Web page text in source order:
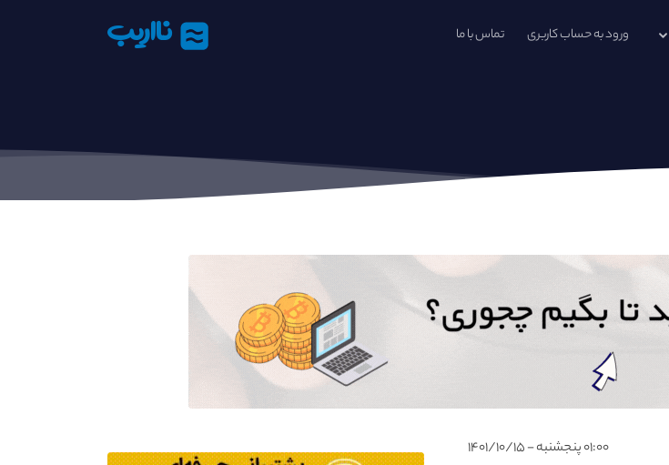
ورود به حساب کاربری تماس با ما نااریب
۰۱:۰۰ پنجشنبه - ۱۴۰۱/۱۰/۱۵